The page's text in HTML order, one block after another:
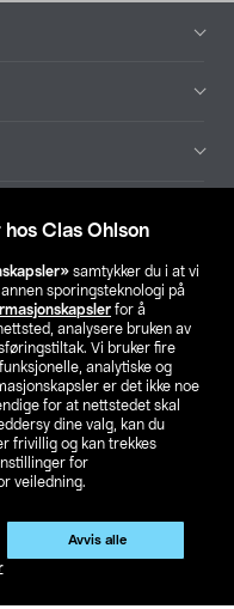
Clas Ohlson
samtykker du i at vi
sporingsteknologi på
for å
analysere bruken av
Vi bruker fire
analytiske og
er det ikke noe
for at nettstedet skal
dine valg, kan du
frivillig og kan trekkes
for
veiledning.
Avvis alle
FI
Kjøpsvilkår
For bedrifter
moms